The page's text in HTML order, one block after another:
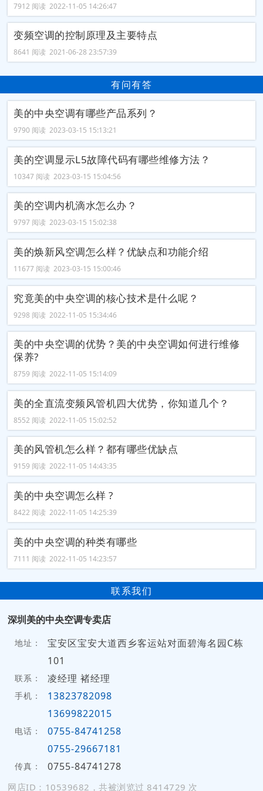
7912 阅读 2022-11-05 14:26:47
变频空调的控制原理及主要特点
8641 阅读 2021-06-28 23:57:39
有问有答
美的中央空调有哪些产品系列？
9790 阅读 2023-03-15 15:13:21
美的空调显示L5故障代码有哪些维修方法？
10347 阅读 2023-03-15 15:04:56
美的空调内机滴水怎么办？
9797 阅读 2023-03-15 15:02:38
美的焕新风空调怎么样？优缺点和功能介绍
11677 阅读 2023-03-15 15:00:46
究竟美的中央空调的核心技术是什么呢？
9298 阅读 2022-11-05 15:34:46
美的中央空调的优势？美的中央空调如何进行维修
保养?
8759 阅读 2022-11-05 15:14:09
美的全直流变频风管机四大优势，你知道几个？
8552 阅读 2022-11-05 15:02:52
美的风管机怎么样？都有哪些优缺点
9159 阅读 2022-11-05 14:43:35
美的中央空调怎么样 ?
8422 阅读 2022-11-05 14:25:39
美的中央空调的种类有哪些
7111 阅读 2022-11-05 14:23:57
联系我们
深圳美的中央空调专卖店
地址：
宝安区宝安大道西乡客运站对面碧海名园C栋
101
联系： 凌经理 褚经理
手机：
13823782098
13699822015
电话：
0755-84741258
0755-29667181
传真： 0755-84741278
网店ID：10539682，共被浏览过 8414729 次